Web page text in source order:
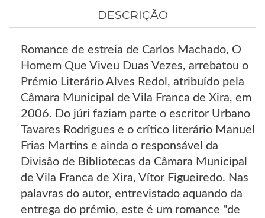
DESCRIÇÃO
Romance de estreia de Carlos Machado, O
Homem Que Viveu Duas Vezes, arrebatou o
Prémio Literário Alves Redol, atribuído pela
Câmara Municipal de Vila Franca de Xira, em
2006. Do júri faziam parte o escritor Urbano
Tavares Rodrigues e o crítico literário Manuel
Frias Martins e ainda o responsável da
Divisão de Bibliotecas da Câmara Municipal
de Vila Franca de Xira, Vítor Figueiredo. Nas
palavras do autor, entrevistado aquando da
entrega do prémio, este é um romance "de